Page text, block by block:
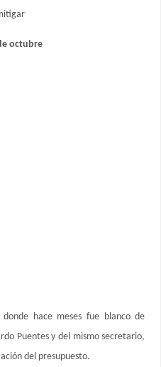
octubre
donde hace meses fue blanco de
Puentes y del mismo secretario,
del presupuesto.